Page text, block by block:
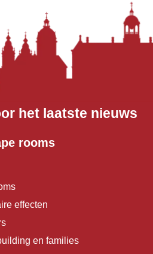
het laatste nieuws
rooms
effecten
en families